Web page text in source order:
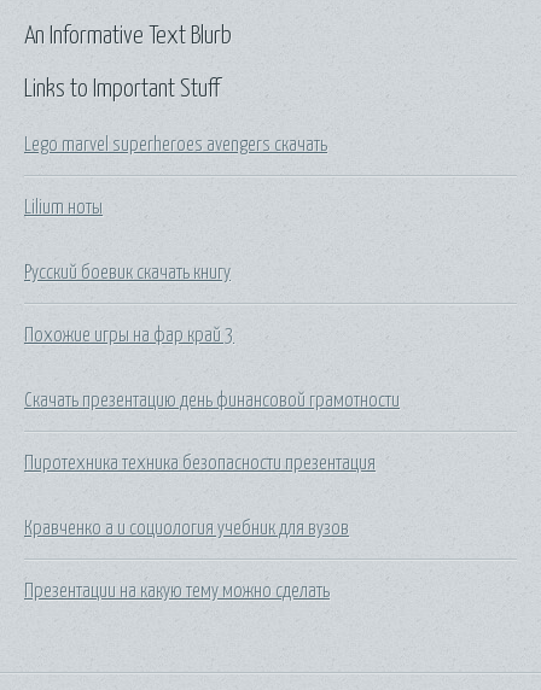
Links to Important Stuff
Lego marvel superheroes avengers скачать
Lilium ноты
Русский боевик скачать книгу
Похожие игры на фар край 3
Скачать презентацию день финансовой грамотности
Пиротехника техника безопасности презентация
Кравченко а и социология учебник для вузов
Презентации на какую тему можно сделать
An Informative Text Blurb